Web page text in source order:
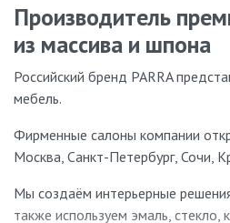
Производитель
из массива и шпона
Российский бренд PARRA
мебель.
Фирменные салоны компании
Москва, Санкт-Петербург, Сочи,
Мы создаём интерьерные
также используем эмаль, стекло,